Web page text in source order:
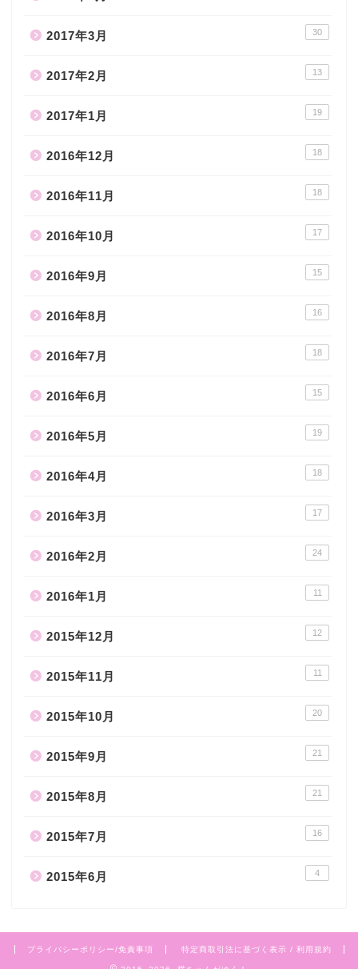
2017年3月 30
2017年2月 13
2017年1月 19
2016年12月 18
2016年11月 18
2016年10月 17
2016年9月 15
2016年8月 16
2016年7月 18
2016年6月 15
2016年5月 19
2016年4月 18
2016年3月 17
2016年2月 24
2016年1月 11
2015年12月 12
2015年11月 11
2015年10月 20
2015年9月 21
2015年8月 21
2015年7月 16
2015年6月 4
プライバシーポリシー/免責事項 特定商取引法に基づく表示 / 利用規約